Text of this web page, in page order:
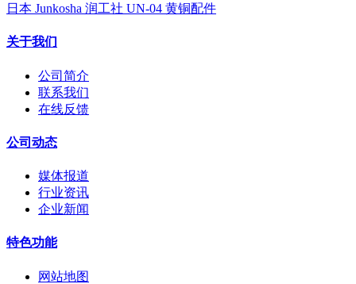
日本 Junkosha 润工社 UN-04 黄铜配件
关于我们
公司简介
联系我们
在线反馈
公司动态
媒体报道
行业资讯
企业新闻
特色功能
网站地图